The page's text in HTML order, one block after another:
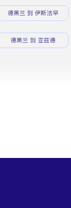
德黑兰 到 伊斯法罕
德黑兰 到 亚兹德